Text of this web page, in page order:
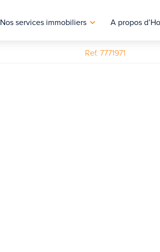
Nos services immobiliers A propos
Ref. 7771971